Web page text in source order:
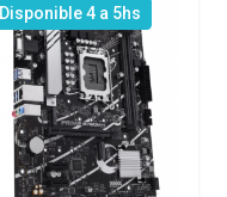
Disponible 4 a 5hs